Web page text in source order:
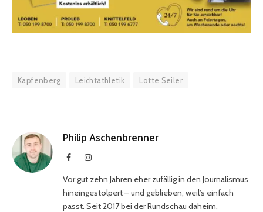
Kapfenberg Leichtathletik Lotte Seiler
Philip Aschenbrenner
FacebookInstagram
Vor gut zehn Jahren eher zufällig in den Journalismus
hineingestolpert – und geblieben, weil’s einfach
passt. Seit 2017 bei der Rundschau daheim,